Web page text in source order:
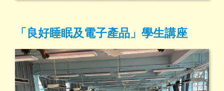
「良好睡眠及電子產品」學生講座